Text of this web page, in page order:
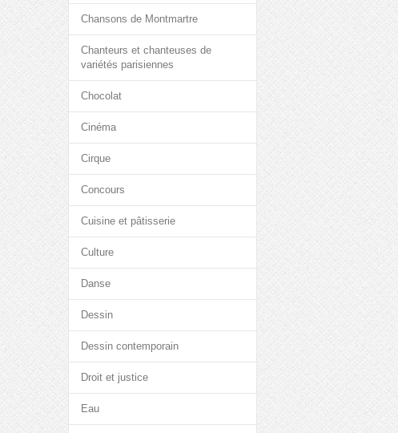
Chansons de Montmartre
Chanteurs et chanteuses de
variétés parisiennes
Chocolat
Cinéma
Cirque
Concours
Cuisine et pâtisserie
Culture
Danse
Dessin
Dessin contemporain
Droit et justice
Eau